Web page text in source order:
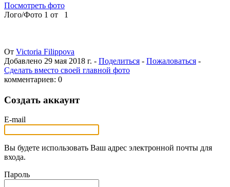
Посмотреть фото
Лого/Фото 1 от 1
От Victoria Filippova
Добавлено 29 мая 2018 г. - Поделиться - Пожаловаться -
Сделать вместо своей главной фото
комментариев: 0
Создать аккаунт
E-mail
Вы будете использовать Ваш адрес электронной почты для
входа.
Пароль